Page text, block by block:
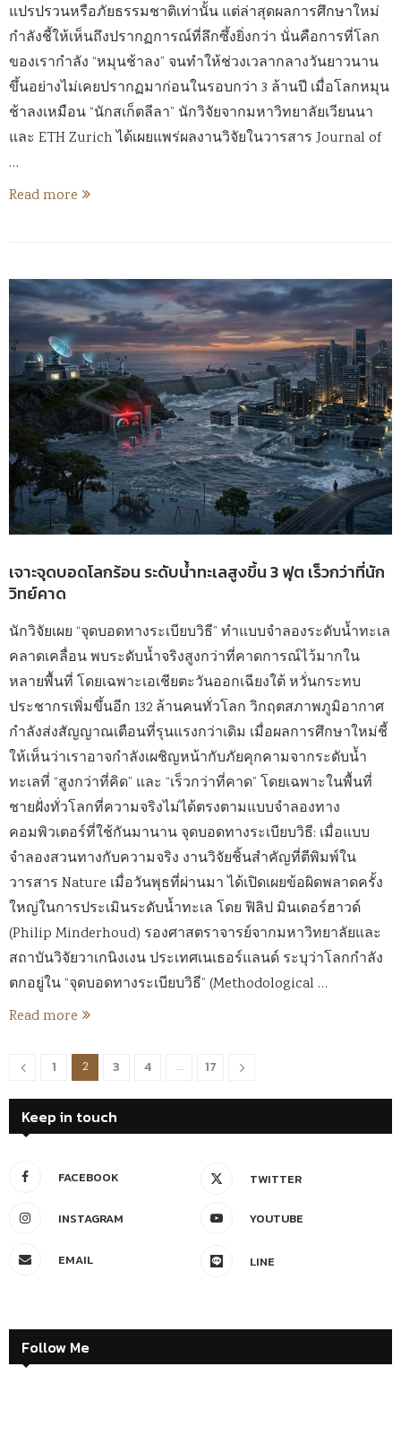
แปรปรวนหรือภัยธรรมชาติเท่านั้น แต่ล่าสุดผลการศึกษาใหม่
กำลังชี้ให้เห็นถึงปรากฏการณ์ที่ลึกซึ้งยิ่งกว่า นั่นคือการที่โลก
ของเรากำลัง “หมุนช้าลง” จนทำให้ช่วงเวลากลางวันยาวนาน
ขึ้นอย่างไม่เคยปรากฏมาก่อนในรอบกว่า 3 ล้านปี เมื่อโลกหมุน
ช้าลงเหมือน “นักสเก็ตลีลา” นักวิจัยจากมหาวิทยาลัยเวียนนา
และ ETH Zurich ได้เผยแพร่ผลงานวิจัยในวารสาร Journal of
…
Read more
เจาะจุดบอดโลกร้อน ระดับน้ำทะเลสูงขึ้น 3 ฟุต เร็วกว่าที่นัก
วิทย์คาด
นักวิจัยเผย “จุดบอดทางระเบียบวิธี” ทำแบบจำลองระดับน้ำทะเล
คลาดเคลื่อน พบระดับน้ำจริงสูงกว่าที่คาดการณ์ไว้มากใน
หลายพื้นที่ โดยเฉพาะเอเชียตะวันออกเฉียงใต้ หวั่นกระทบ
ประชากรเพิ่มขึ้นอีก 132 ล้านคนทั่วโลก วิกฤตสภาพภูมิอากาศ
กำลังส่งสัญญาณเตือนที่รุนแรงกว่าเดิม เมื่อผลการศึกษาใหม่ชี้
ให้เห็นว่าเราอาจกำลังเผชิญหน้ากับภัยคุกคามจากระดับน้ำ
ทะเลที่ “สูงกว่าที่คิด” และ “เร็วกว่าที่คาด” โดยเฉพาะในพื้นที่
ชายฝั่งทั่วโลกที่ความจริงไม่ได้ตรงตามแบบจำลองทาง
คอมพิวเตอร์ที่ใช้กันมานาน จุดบอดทางระเบียบวิธี: เมื่อแบบ
จำลองสวนทางกับความจริง งานวิจัยชิ้นสำคัญที่ตีพิมพ์ใน
วารสาร Nature เมื่อวันพุธที่ผ่านมา ได้เปิดเผยข้อผิดพลาดครั้ง
ใหญ่ในการประเมินระดับน้ำทะเล โดย ฟิลิป มินเดอร์ฮาวด์
(Philip Minderhoud) รองศาสตราจารย์จากมหาวิทยาลัยและ
สถาบันวิจัยวาเกนิงเงน ประเทศเนเธอร์แลนด์ ระบุว่าโลกกำลัง
ตกอยู่ใน “จุดบอดทางระเบียบวิธี” (Methodological …
Read more
1 2 3 4 … 17
Keep in touch
FACEBOOK TWITTER
INSTAGRAM YOUTUBE
EMAIL LINE
Follow Me